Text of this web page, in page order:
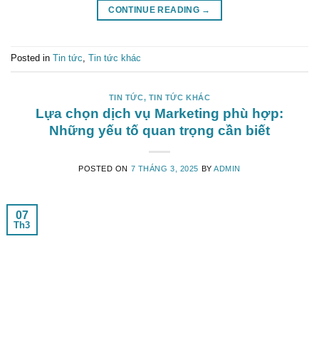
CONTINUE READING →
Posted in Tin tức, Tin tức khác
TIN TỨC, TIN TỨC KHÁC
Lựa chọn dịch vụ Marketing phù hợp:
Những yếu tố quan trọng cần biết
POSTED ON 7 THÁNG 3, 2025 BYADMIN
07
Th3